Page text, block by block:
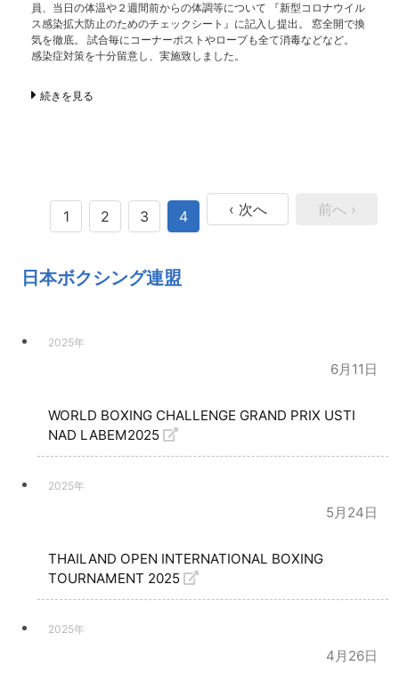
員、当日の体温や２週間前からの体調等について 『新型コロナウイル
ス感染拡大防止のためのチェックシート』に記入し提出。 窓全開で換
気を徹底。 試合毎にコーナーポストやロープも全て消毒などなど。
感染症対策を十分留意し、実施致しました。
続きを見る
‹ 次へ 前へ ›
1 2 3 4
日本ボクシング連盟
2025年
6月11日
WORLD BOXING CHALLENGE GRAND PRIX USTI
NAD LABEM2025
2025年
5月24日
THAILAND OPEN INTERNATIONAL BOXING
TOURNAMENT 2025
2025年
4月26日